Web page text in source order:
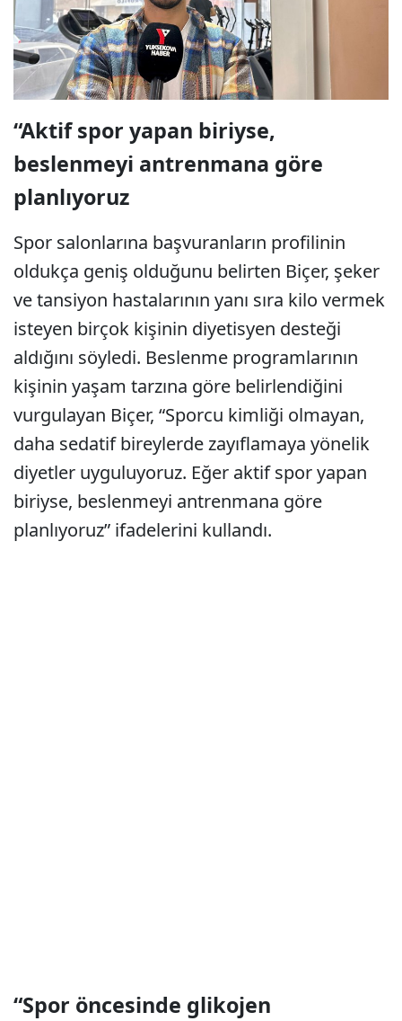
“Aktif spor yapan biriyse,
beslenmeyi antrenmana göre
planlıyoruz
Spor salonlarına başvuranların profilinin
oldukça geniş olduğunu belirten Biçer, şeker
ve tansiyon hastalarının yanı sıra kilo vermek
isteyen birçok kişinin diyetisyen desteği
aldığını söyledi. Beslenme programlarının
kişinin yaşam tarzına göre belirlendiğini
vurgulayan Biçer, “Sporcu kimliği olmayan,
daha sedatif bireylerde zayıflamaya yönelik
diyetler uyguluyoruz. Eğer aktif spor yapan
biriyse, beslenmeyi antrenmana göre
planlıyoruz” ifadelerini kullandı.
“Spor öncesinde glikojen